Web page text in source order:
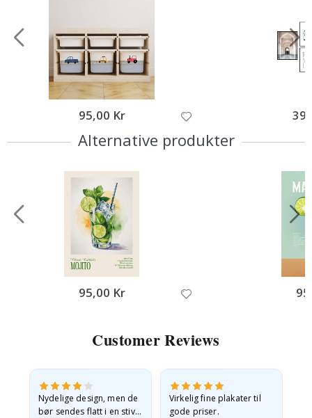
95,00 Kr
Alternative produkter
95,00 Kr
Customer Reviews
Nydelige design, men de
bør sendes flatt i en stiv
Virkelig fine plakater til
gode priser.